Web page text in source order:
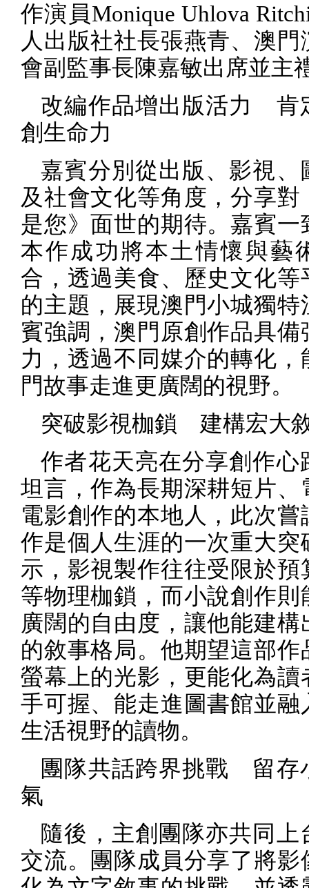
作演員Monique Uhlova
人出版社社長張燕青、澳門
會副監事長陳嘉敏出席並主
改編作品增出版活力 肯
創生命力
嘉賓分別從出版、影視、
及社會文化等角度，分享對
是您》面世的期待。嘉賓一
本作成功將本土情懷與藝
合，透過美食、歷史文化等
的主題，展現澳門小城獨特
賓強調，澳門原創作品具備
力，透過不同媒介的轉化，
門故事走進更廣闊的視野。
突破影視枷鎖 建構宏大
作者花天亮在分享創作心
坦言，作為長期深耕短片、
電影創作的本地人，此次嘗
作是個人生涯的一次重大突
示，影視製作往往受限於預
等物理枷鎖，而小說創作則
廣闊的自由度，讓他能建構
的敘事格局。他期望這部作
螢幕上的光影，更能化為讀
手可握、能走進圖書館並融
生活視野的讀物。
團隊共話跨界挑戰 留存
氣
隨後，主創團隊亦共同上
交流。團隊成員分享了將影